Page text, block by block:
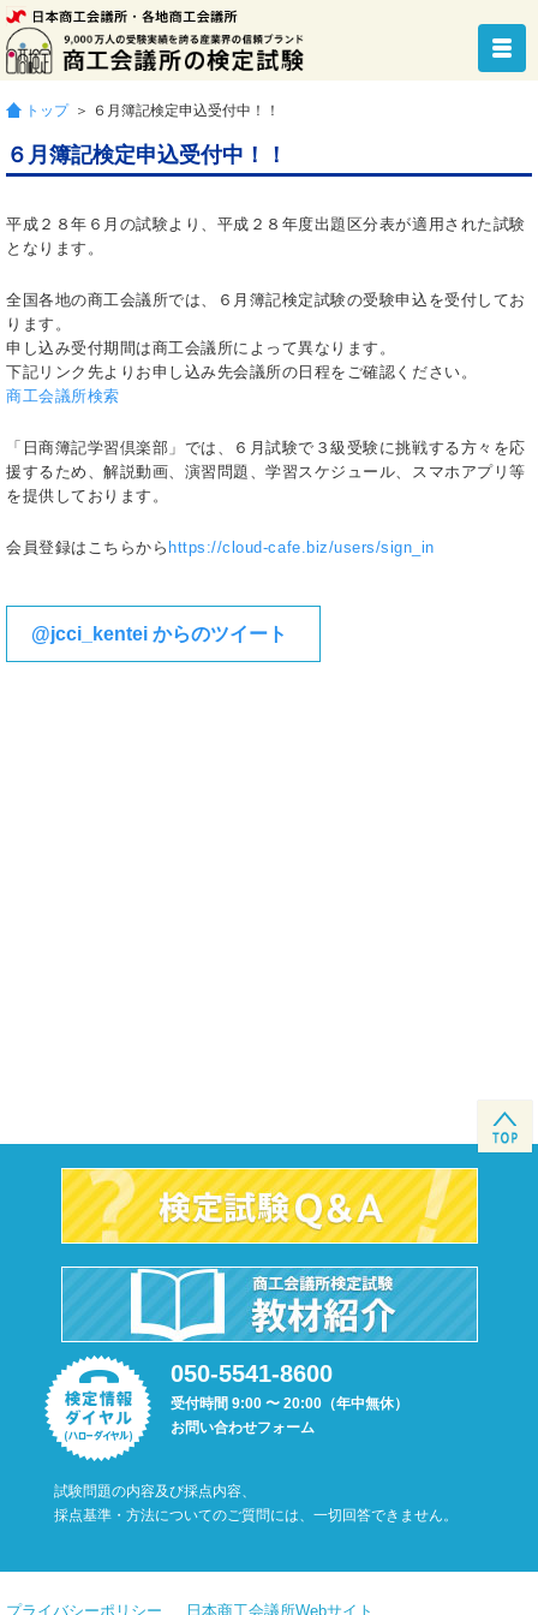
トップ ＞ ６月簿記検定申込受付中！！
６月簿記検定申込受付中！！
平成２８年６月の試験より、平成２８年度出題区分表が適用された試験
となります。
全国各地の商工会議所では、６月簿記検定試験の受験申込を受付してお
ります。
申し込み受付期間は商工会議所によって異なります。
下記リンク先よりお申し込み先会議所の日程をご確認ください。
商工会議所検索
「日商簿記学習倶楽部」では、６月試験で３級受験に挑戦する方々を応
援するため、解説動画、演習問題、学習スケジュール、スマホアプリ等
を提供しております。
会員登録はこちらから https://cloud-cafe.biz/users/sign_in
@jcci_kentei からのツイート
050-5541-8600
受付時間 9:00 〜 20:00（年中無休）
お問い合わせフォーム
試験問題の内容及び採点内容、
採点基準・方法についてのご質問には、一切回答できません。
プライバシーポリシー 日本商工会議所Webサイト